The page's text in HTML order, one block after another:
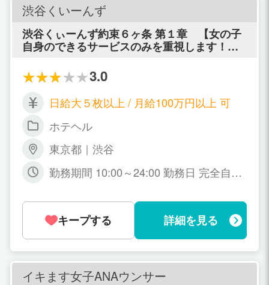
渋谷くいーんず
渋谷くぃーんず約束６ヶ条 第１章 【女の子
自身のできるサービスのみを重視します！】
着用は当たり前！ 第２章 【借金返済制度で
即金大５０枚迄対応します！】 学費・ロー
ン・掛けなど完全返済をお約束します。 第３
章 【アリバイ会社設立！！】 クレジット・
雇用証明・家族・恋人対策に対応します。 第
４章 【完全自由出勤で楽々出勤！】 一日1.5
H～・週1・月1出勤・地方からの短期アルバ
イトOKです。 第5章 【保証制度により、毎
日安定した高額の給料が把握】 早番 大７枚
ャンペーン中により一日体験入店大10枚完全
保証！ 第6章 【スタッフ対応は業界トップ
クラス】 PC http://www.s-queens.com/con
tents/recruit モバイル http://www.s-queen
s.com/i/recruit.html お気軽のご連絡お待ちし
ております TEL 03-3462-7666 メール que
ens-s@taupe.plala.or.jp
3.0
日給大５枚以上 / 月給100万円以上 可
ホテヘル
東京都｜渋谷
勤務期間 10:00～24:00 勤務日 完全自由
キープする 詳細を見る
イキます女子ANAウンサー